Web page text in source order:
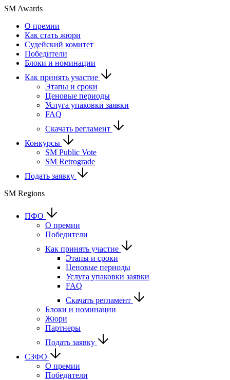
SM Awards
О премии
Как стать жюри
Судейский комитет
Победители
Блоки и номинации
Как принять участие
Этапы и сроки
Ценовые периоды
Услуга упаковки заявки
FAQ
Скачать регламент
Конкурсы
SM Public Vote
SM Retrograde
Подать заявку
SM Regions
ПФО
О премии
Победители
Как принять участие
Этапы и сроки
Ценовые периоды
Услуга упаковки заявки
FAQ
Скачать регламент
Блоки и номинации
Жюри
Партнеры
Подать заявку
СЗФО
О премии
Победители